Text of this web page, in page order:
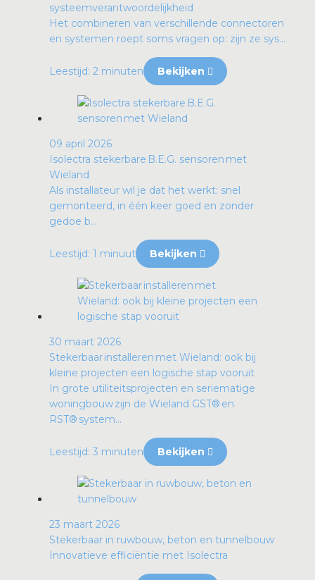
systeemverantwoordelijkheid
Het combineren van verschillende connectoren
en systemen roept soms vragen op: zijn ze sys...
Leestijd: 2 minuten Bekijken
09 april 2026
Isolectra stekerbare B.E.G. sensoren met
Wieland
Als installateur wil je dat het werkt: snel
gemonteerd, in één keer goed en zonder
gedoe b...
Leestijd: 1 minuut Bekijken
30 maart 2026
Stekerbaar installeren met Wieland: ook bij
kleine projecten een logische stap vooruit
In grote utiliteitsprojecten en seriematige
woningbouw zijn de Wieland GST® en
RST® system...
Leestijd: 3 minuten Bekijken
23 maart 2026
Stekerbaar in ruwbouw, beton en tunnelbouw
Innovatieve efficiëntie met Isolectra